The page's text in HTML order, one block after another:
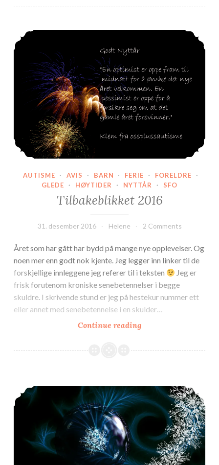
Tilbakeblikket 2016
AUTISME · AVIS · BARN · FERIE · FORELDRE
·
GLEDE
· HØYTIDER · NYTTÅR · SFO
Tilbakeblikket 2016
31. desember 2016 Helene 2 Comments
Året som har gått har bydd på mange nye opplevelser. Og
noen mer enn godt nok kjente. Jeg legger inn linker til de
forskjellige innleggene jeg referer til i teksten
Jeg er
frisk forutenom kroniske senebetennelser i begge
skuldre. I skrivende stund er jeg på hestekur nummer ett
eller annet med senebetennelse i en skulder…
Continue readingTilbakeblikket
Kan jeg i avlastning??